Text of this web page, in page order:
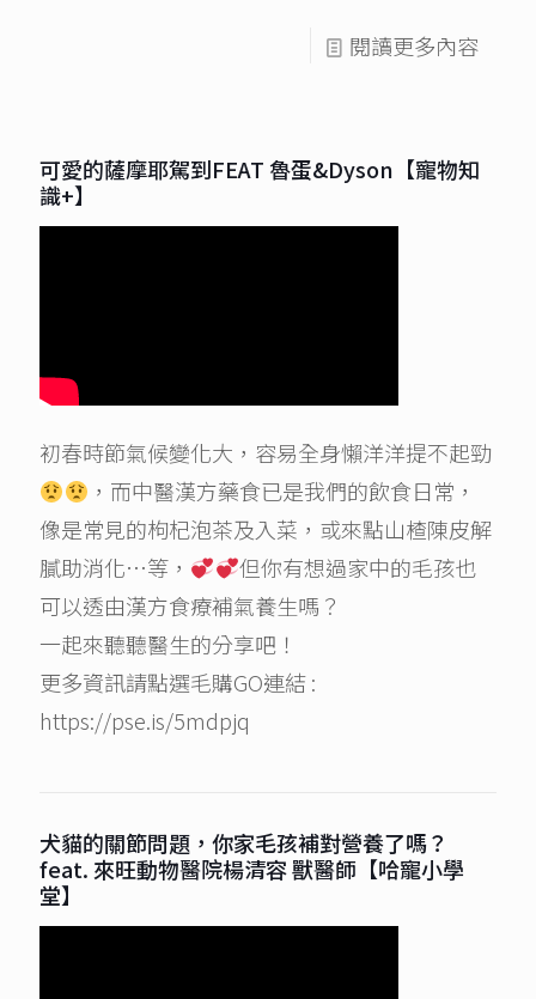
閱讀更多內容
可愛的薩摩耶駕到FEAT 魯蛋&Dyson【寵物知
識+】
初春時節氣候變化大，容易全身懶洋洋提不起勁
，而中醫漢方藥食已是我們的飲食日常，
像是常見的枸杞泡茶及入菜，或來點山楂陳皮解
膩助消化…等，
但你有想過家中的毛孩也
可以透由漢方食療補氣養生嗎？
一起來聽聽醫生的分享吧！
更多資訊請點選毛購GO連結 :
https://pse.is/5mdpjq
犬貓的關節問題，你家毛孩補對營養了嗎？
feat. 來旺動物醫院楊清容 獸醫師【哈寵小學
堂】